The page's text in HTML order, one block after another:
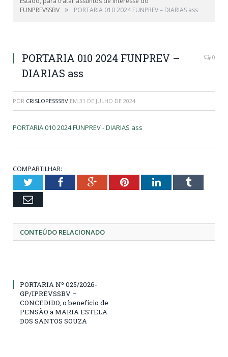
FUNPREVSSBV » PORTARIA 010 2024 FUNPREV – DIARIAS ass
PORTARIA 010 2024 FUNPREV –
DIARIAS ass
0
POR CRISLOPESSSBV EM 31 DE JULHO DE 2024
PORTARIA 010 2024 FUNPREV - DIARIAS ass
COMPARTILHAR:
TwitterFacebookGoogle+PinterestLinkedInTumblr
Email
CONTEÚDO RELACIONADO
PORTARIA Nº 025/2026-
GP/IPREVSSBV –
CONCEDIDO, o benefício de
PENSÃO a MARIA ESTELA
DOS SANTOS SOUZA